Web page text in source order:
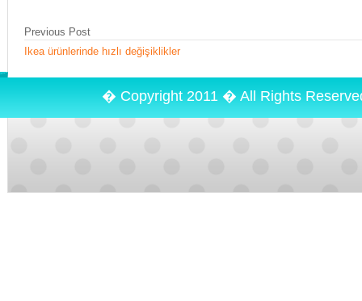
Previous Post
Ikea ürünlerinde hızlı değişiklikler
� Copyright 2011 � All Rights